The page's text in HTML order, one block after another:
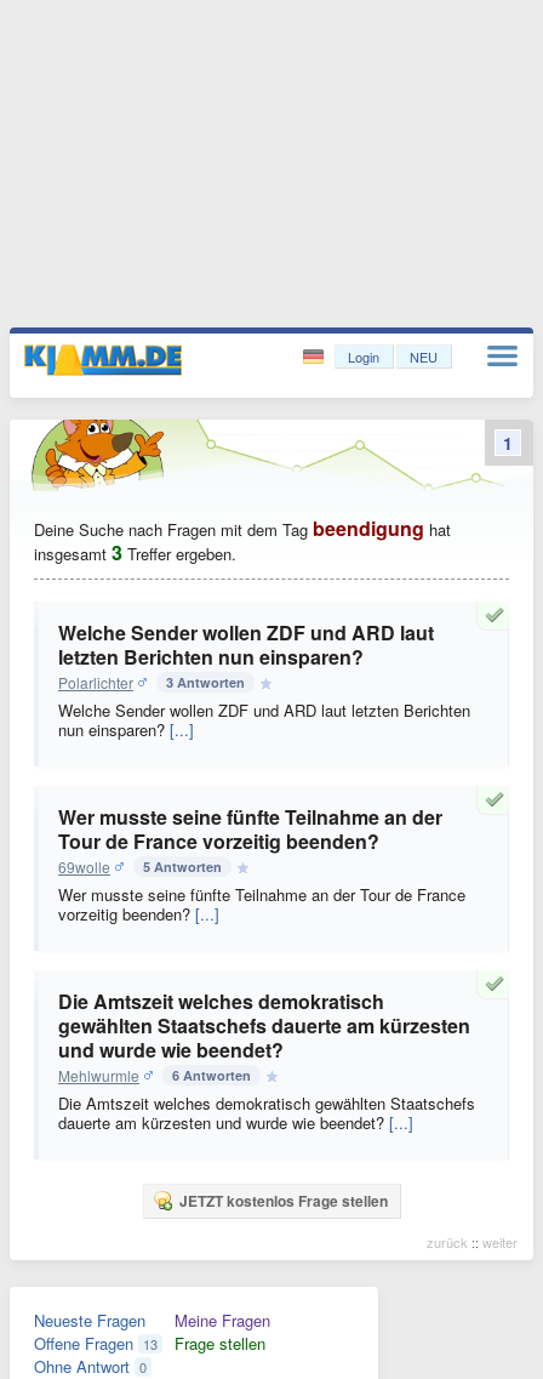
Login NEU
Deine Suche nach Fragen mit dem Tag beendigung hat
insgesamt 3 Treffer ergeben.
Welche Sender wollen ZDF und ARD laut
letzten Berichten nun einsparen?
Polarlichter 3 Antworten
Welche Sender wollen ZDF und ARD laut letzten Berichten
nun einsparen? [...]
Wer musste seine fünfte Teilnahme an der
Tour de France vorzeitig beenden?
69wolle 5 Antworten
Wer musste seine fünfte Teilnahme an der Tour de France
vorzeitig beenden? [...]
Die Amtszeit welches demokratisch
gewählten Staatschefs dauerte am kürzesten
und wurde wie beendet?
Mehlwurmle 6 Antworten
Die Amtszeit welches demokratisch gewählten Staatschefs
dauerte am kürzesten und wurde wie beendet? [...]
JETZT kostenlos Frage stellen
zurück :: weiter
1
Neueste Fragen
Offene Fragen 13
Ohne Antwort 0
Meine Fragen
Frage stellen